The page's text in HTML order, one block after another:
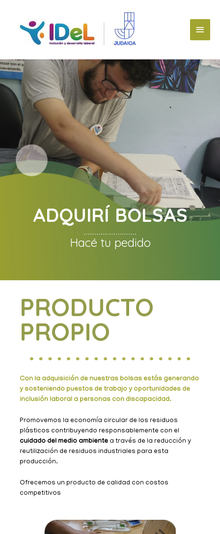
ADQUIRÍ BOLSAS
Hacé tu pedido
PRODUCTO
PROPIO
Con la adquisición de nuestras bolsas estás generando
y sosteniendo puestos de trabajo y oportunidades de
inclusión laboral a personas con discapacidad.
Promovemos la economía circular de los residuos
plásticos contribuyendo responsablemente con el
cuidado del medio ambiente a través de la reducción y
reutilización de residuos industriales para esta
producción.
Ofrecemos un producto de calidad con costos
competitivos